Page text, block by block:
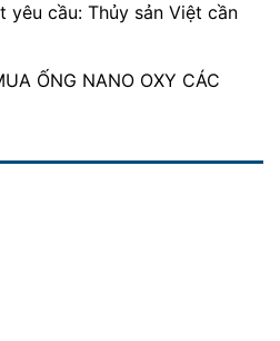
cầu: Thủy sản Việt cần
ỐNG NANO OXY CÁC